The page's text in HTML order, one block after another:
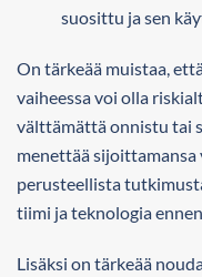
suosittu ja sen
On tärkeää muistaa,
vaiheessa voi olla
välttämättä onnistu tai
menettää sijoittamansa
perusteellista
tiimi ja teknologia
Lisäksi on tärkeää